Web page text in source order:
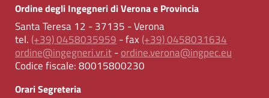
Ordine degli Ingegneri di Verona e Provincia
Santa Teresa 12 - 37135 - Verona
tel. (+39) 0458035959 - fax (+39) 0458031634
ordine@ingegneri.vr.it-ordine.verona@ingpec.eu
Codice fiscale:80015800230
Orari Segreteria